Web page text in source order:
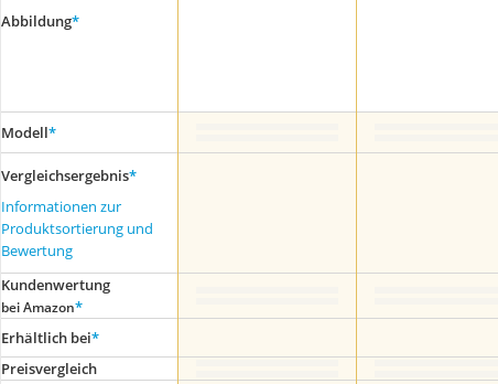
Abbildung*
Modell*
Vergleichsergebnis*
Informationen zur
Produktsortierung und
Bewertung
Kundenwertung
bei Amazon*
Erhältlich bei*
Preis­vergleich